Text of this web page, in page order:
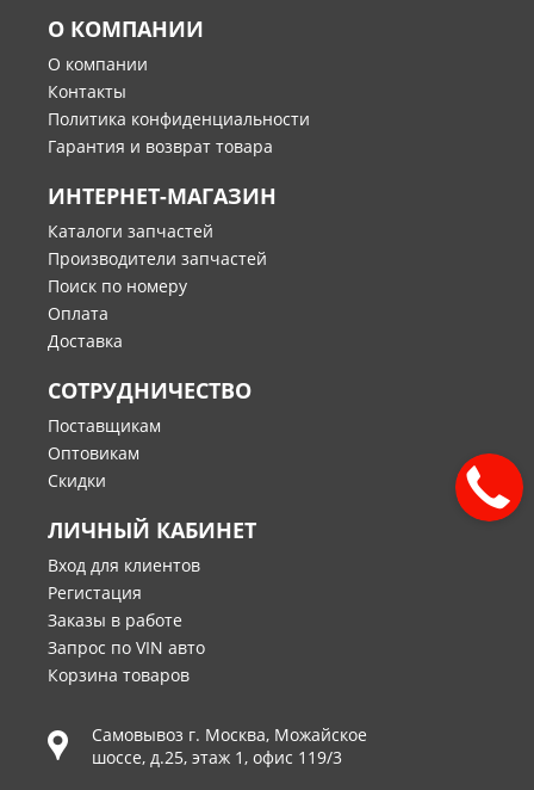
О КОМПАНИИ
О компании
Контакты
Политика конфиденциальности
Гарантия и возврат товара
ИНТЕРНЕТ-МАГАЗИН
Каталоги запчастей
Производители запчастей
Поиск по номеру
Оплата
Доставка
СОТРУДНИЧЕСТВО
Поставщикам
Оптовикам
Скидки
ЛИЧНЫЙ КАБИНЕТ
Вход для клиентов
Регистация
Заказы в работе
Запрос по VIN авто
Корзина товаров
Самовывоз г. Москва, Можайское
шоссе, д.25, этаж 1, офис 119/3